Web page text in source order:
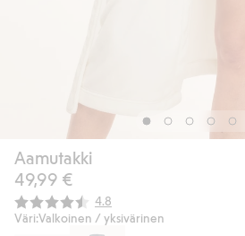
Aamutakki
49,99 €
Keskimääräinen luokitus:
4.8
Väri:Valkoinen / yksivärinen